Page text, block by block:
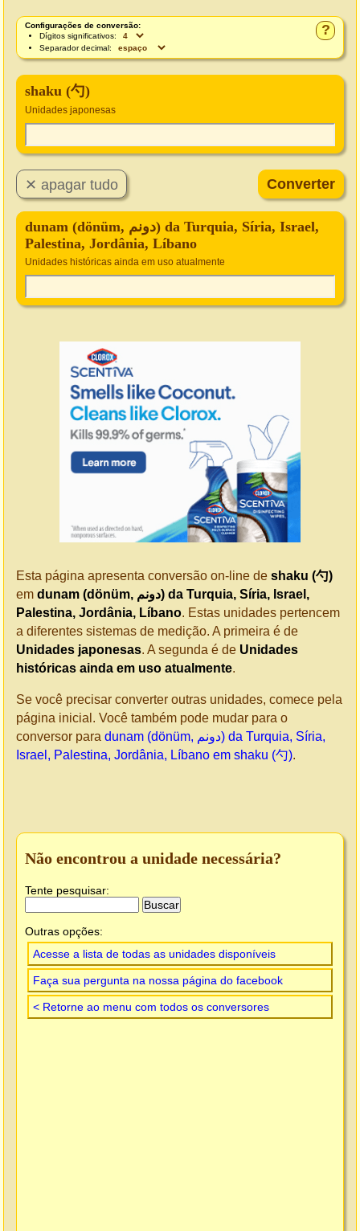
?
Configurações de conversão:
Dígitos significativos:
Separador decimal:
shaku (勺)
Unidades japonesas
dunam (dönüm, دونم) da Turquia, Síria, Israel,
Palestina, Jordânia, Líbano
Unidades históricas ainda em uso atualmente
Esta página apresenta conversão on-line de shaku (勺)
em dunam (dönüm, دونم) da Turquia, Síria, Israel,
Palestina, Jordânia, Líbano. Estas unidades pertencem
a diferentes sistemas de medição. A primeira é de
Unidades japonesas. A segunda é de Unidades
históricas ainda em uso atualmente.
Se você precisar converter outras unidades, comece pela
página inicial. Você também pode mudar para o
conversor para dunam (dönüm, دونم) da Turquia, Síria,
Israel, Palestina, Jordânia, Líbano em shaku (勺).
Não encontrou a unidade necessária?
Tente pesquisar:
Outras opções:
Acesse a lista de todas as unidades disponíveis
Faça sua pergunta na nossa página do facebook
< Retorne ao menu com todos os conversores